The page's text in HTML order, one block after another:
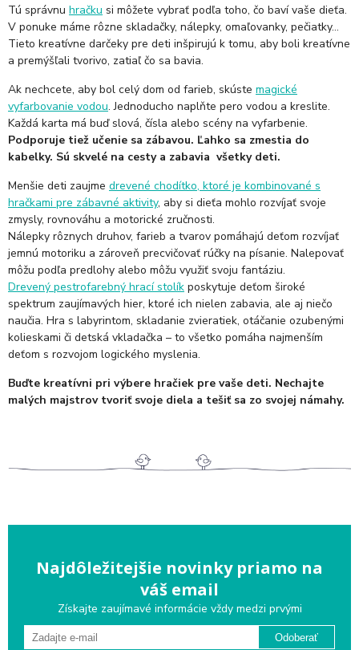
Tú správnu hračku si môžete vybrať podľa toho, čo baví vaše dieťa.
V ponuke máme rôzne skladačky, nálepky, omaľovanky, pečiatky…
Tieto kreatívne darčeky pre deti inšpirujú k tomu, aby boli kreatívne
a premýšľali tvorivo, zatiaľ čo sa bavia.
Ak nechcete, aby bol celý dom od farieb, skúste magické
vyfarbovanie vodou. Jednoducho naplňte pero vodou a kreslite.
Každá karta má buď slová, čísla alebo scény na vyfarbenie.
Podporuje tiež učenie sa zábavou. Ľahko sa zmestia do
kabelky. Sú skvelé na cesty a zabavia všetky deti.
Menšie deti zaujme drevené chodítko, ktoré je kombinované s
hračkami pre zábavné aktivity, aby si dieťa mohlo rozvíjať svoje
zmysly, rovnováhu a motorické zručnosti.
Nálepky rôznych druhov, farieb a tvarov pomáhajú deťom rozvíjať
jemnú motoriku a zároveň precvičovať rúčky na písanie. Nalepovať
môžu podľa predlohy alebo môžu využiť svoju fantáziu.
Drevený pestrofarebný hrací stolík poskytuje deťom široké
spektrum zaujímavých hier, ktoré ich nielen zabavia, ale aj niečo
naučia. Hra s labyrintom, skladanie zvieratiek, otáčanie ozubenými
kolieskami či detská vkladačka – to všetko pomáha najmenším
deťom s rozvojom logického myslenia.
Buďte kreatívni pri výbere hračiek pre vaše deti. Nechajte
malých majstrov tvoriť svoje diela a tešiť sa zo svojej námahy.
Najdôležitejšie novinky priamo na
váš email
Získajte zaujímavé informácie vždy medzi prvými
Odoberať